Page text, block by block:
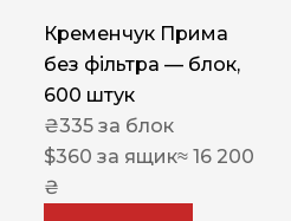
Кременчук Прима
без фільтра — блок,
600 штук
₴335 за блок
$360 за ящик≈ 16 200
₴